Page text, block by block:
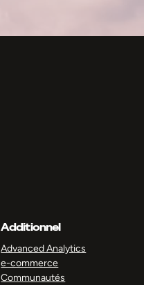
Additionnel
Advanced Analytics
e-commerce
Communautés